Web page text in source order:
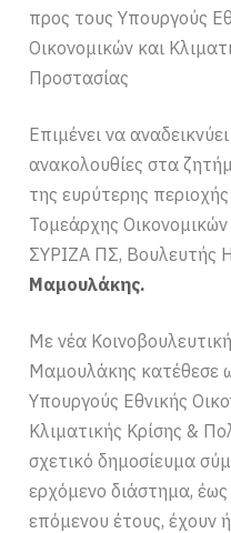
προς τους Υπουργούς
Οικονομικών και
Προστασίας
Επιμένει να
ανακολουθίες στα
της ευρύτερης
Τομεάρχης
ΣΥΡΙΖΑ ΠΣ, Βουλευτής
Μαμουλάκης.
Με νέα
Μαμουλάκης κατέθεσε
Υπουργούς Εθνικής
Κλιματικής Κρίσης &
σχετικό δημοσίευμα
ερχόμενο διάστημα,
επόμενου έτους, έχουν